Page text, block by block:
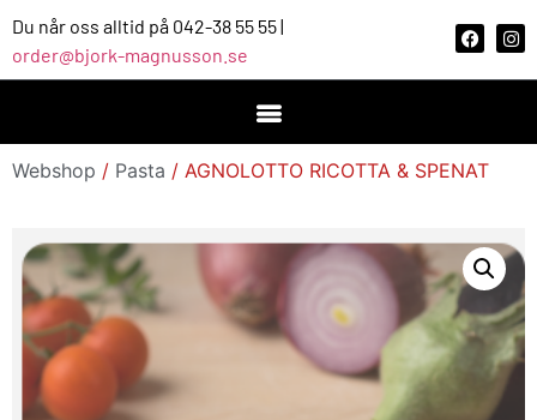
Du når oss alltid på 042-38 55 55 |
order@bjork-magnusson.se
Webshop / Pasta / AGNOLOTTO RICOTTA & SPENAT